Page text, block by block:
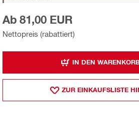
Nettopreis (rabattiert)
Ab 81,00 EUR
IN DEN
ZUR EINKAUFSLISTE